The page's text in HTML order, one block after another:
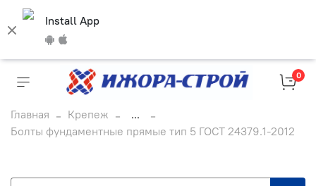
Install App
0
Главная Крепеж
...
Болты фундаментные прямые тип 5 ГОСТ 24379.1-2012